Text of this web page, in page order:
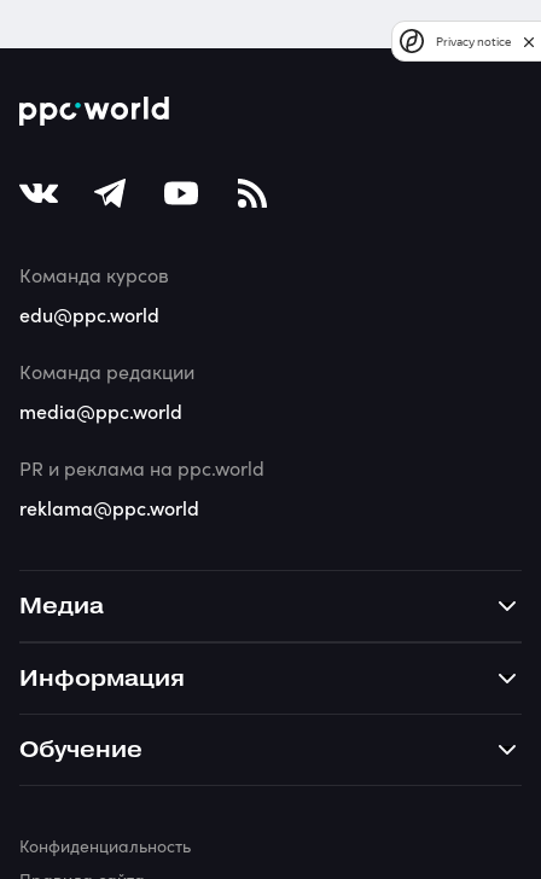
Медиа
Информация
Обучение
Команда курсов
edu@ppc.world
Команда редакции
media@ppc.world
PR и реклама на ppc.world
reklama@ppc.world
Конфиденциальность
Privacy notice